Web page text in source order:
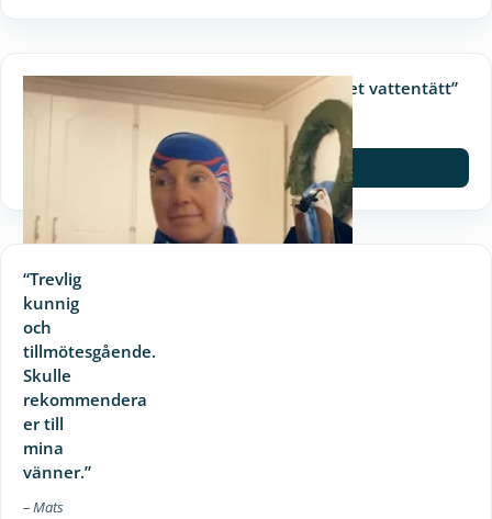
“Det tog en helg att få garaget vattentätt”
– Nina Lintzen, Luleå
Spela film
“Trevlig
kunnig
och
tillmötesgående.
Skulle
rekommendera
er till
mina
vänner.”
– Mats